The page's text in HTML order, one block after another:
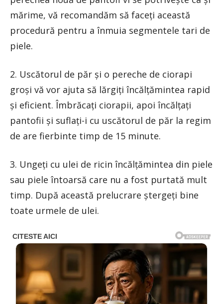
mărime, vă recomandăm să faceți această
procedură pentru a înmuia segmentele tari de
piele.
2. Uscătorul de păr și o pereche de ciorapi
groși vă vor ajuta să lărgiți încălțămintea rapid
și eficient. Îmbrăcați ciorapii, apoi încălțați
pantofii și suflați-i cu uscătorul de păr la regim
de are fierbinte timp de 15 minute.
3. Ungeți cu ulei de ricin încălțămintea din piele
sau piele întoarsă care nu a fost purtată mult
timp. După această prelucrare ștergeți bine
toate urmele de ulei.